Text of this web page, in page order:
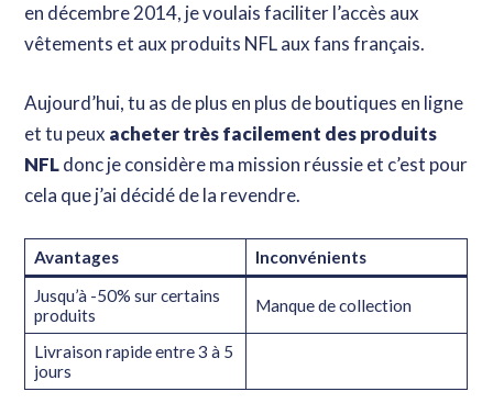
en décembre 2014, je voulais faciliter l’accès aux
vêtements et aux produits NFL aux fans français.
Aujourd’hui, tu as de plus en plus de boutiques en ligne
et tu peux acheter très facilement des produits
NFLdonc je considère ma mission réussie et c’est pour
cela que j’ai décidé de la revendre.
Avantages
Inconvénients
Jusqu’à -50% sur certains
produits
Manque de collection
Livraison rapide entre 3 à 5
jours